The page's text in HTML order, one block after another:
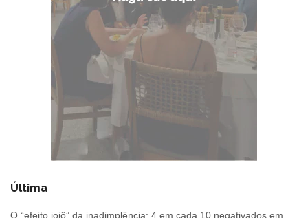
Última
O “efeito ioiô” da inadimplência: 4 em cada 10 negativados em